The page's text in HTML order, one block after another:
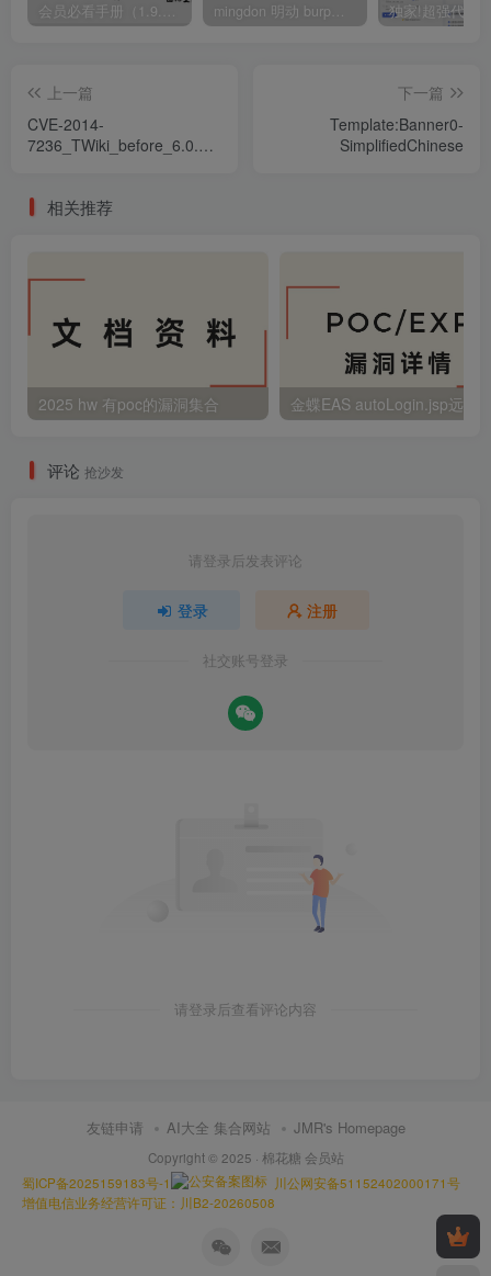
会员必看手册（1.9.0版本 26.4.5更新） mingdon 明动 burp插件0.2.6版本 本地时间校验去除版
上一篇
CVE-2014-
7236_TWiki_before_6.0.1
下一篇
Template:Banner0-
SimplifiedChinese
相关推荐
2025 hw 有poc的漏洞集合
评论 抢沙发
请登录后发表评论
登录 注册
社交账号登录
请登录后查看评论内容
友链申请 AI大全 集合网站 JMR's Homepage
Copyright © 2025 · 棉花糖 会员站
蜀ICP备2025159183号-1
川公网安备51152402000171号
增值电信业务经营许可证：川B2-20260508